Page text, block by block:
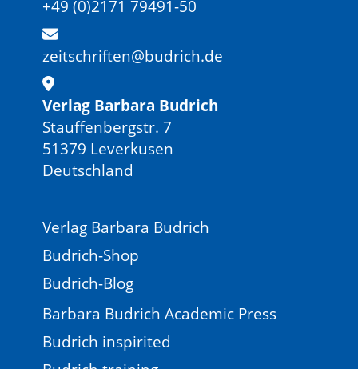
+49 (0)2171 79491-50
zeitschriften@budrich.de
Verlag Barbara Budrich
Stauffenbergstr. 7
51379 Leverkusen
Deutschland
Verlag Barbara Budrich
Budrich-Shop
Budrich-Blog
Barbara Budrich Academic Press
Budrich inspirited